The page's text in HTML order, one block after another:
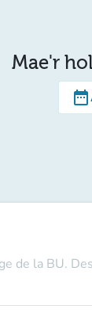
Mae'r
date_range
de la BU.